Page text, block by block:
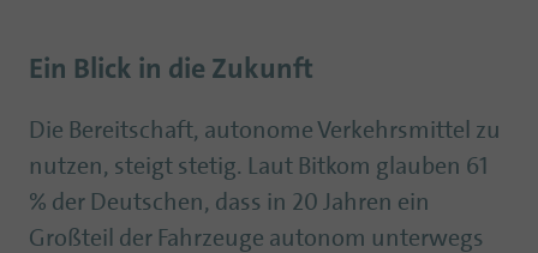
Ein Blick in die Zukunft
Die Bereitschaft, autonome Verkehrsmittel zu
nutzen, steigt stetig. Laut Bitkom glauben 61
% der Deutschen, dass in 20 Jahren ein
Großteil der Fahrzeuge autonom unterwegs